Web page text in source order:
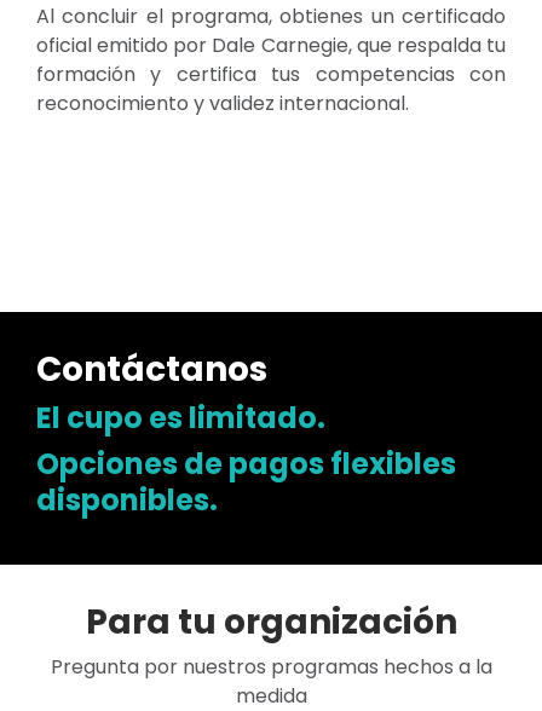
Al concluir el programa, obtienes un certificado
oficial emitido por Dale Carnegie, que respalda tu
formación y certifica tus competencias con
reconocimiento y validez internacional.
Contáctanos
El cupo es limitado.
Opciones de pagos flexibles
disponibles.
Para tu organización
Pregunta por nuestros programas hechos a la
medida